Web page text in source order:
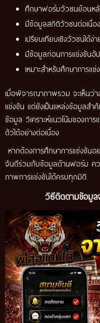
ศึกษาฟอร์มวัวชนย้อนหลั
มีข้อมูลสถิติวัวชนต่อเนื่อง
เปรียบเทียบเชิงวัวชนได้ง่า
มีข้อมูลก่อนการแข่งขันอัป
เหมาะสำหรับศึกษาการแข่
เมื่อพิจารณาภาพรวม จะเห็นว่า
แข่งขัน แต่ยังเป็นแหล่งข้อมูลส
ข้อมูล วิเคราะห์แนวโน้มของกา
ตัวได้อย่างต่อเนื่อง
หากต้องการศึกษาการแข่งขัน
จันดีร่วมกับข้อมูลด้านฟอร์ม คว
ภาพการแข่งขันได้ครบทุกมิติ
วิธีติดตามข้อมูล